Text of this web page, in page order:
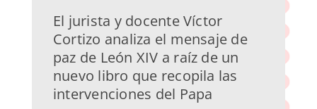
El jurista y docente Víctor
Cortizo analiza el mensaje de
paz de León XIV a raíz de un
nuevo libro que recopila las
intervenciones del Papa